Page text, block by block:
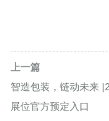
上一篇
智造包装，链动未来
展位官方预定入口